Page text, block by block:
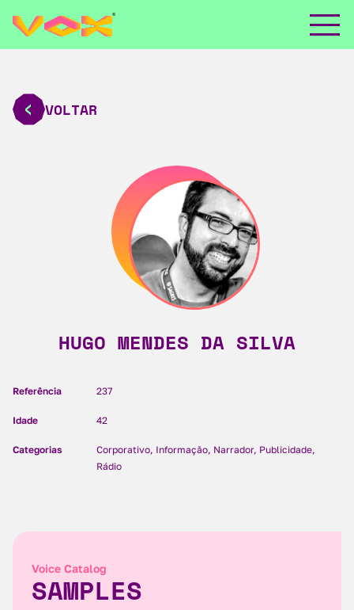
VOLTAR
HUGO MENDES DA SILVA
Referência 237
Idade 42
Categorias
Corporativo, Informação, Narrador, Publicidade,
Rádio
Voice Catalog
SAMPLES